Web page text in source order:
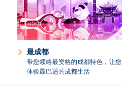
最成都
带您领略最资格的成都特色，让您
体验最巴适的成都生活